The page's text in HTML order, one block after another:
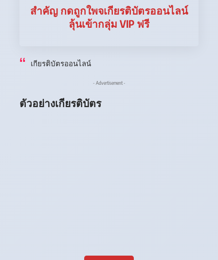
สำคัญ กดถูกใพจเกียรติบัตรออนไลน์
ลุ้นเข้ากลุ่ม VIP ฟรี
เกียรติบัตรออนไลน์
- Advertisement -
ตัวอย่างเกียรติบัตร